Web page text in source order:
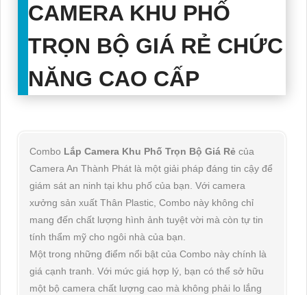
CAMERA KHU PHỐ
TRỌN BỘ GIÁ RẺ CHỨC
NĂNG CAO CẤP
Combo Lắp Camera Khu Phố Trọn Bộ Giá Rẻ của
Camera An Thành Phát là một giải pháp đáng tin cậy để
giám sát an ninh tại khu phố của bạn. Với camera
xưởng sản xuất Thân Plastic, Combo này không chỉ
mang đến chất lượng hình ảnh tuyệt vời mà còn tự tin
tính thẩm mỹ cho ngôi nhà của bạn.
Một trong những điểm nổi bật của Combo này chính là
giá cạnh tranh. Với mức giá hợp lý, bạn có thể sở hữu
một bộ camera chất lượng cao mà không phải lo lắng